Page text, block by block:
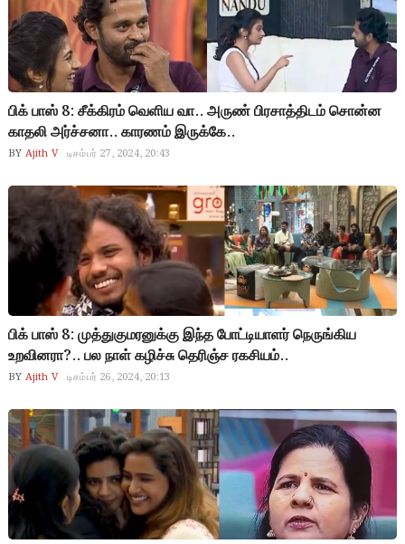
பிக் பாஸ் 8: சீக்கிரம் வெளிய வா.. அருண் பிரசாத்திடம் சொன்ன
காதலி அர்ச்சனா.. காரணம் இருக்கே..
BY Ajith V டிசம்பர் 27, 2024, 20:43
பிக் பாஸ் 8: முத்துகுமரனுக்கு இந்த போட்டியாளர் நெருங்கிய
உறவினரா?.. பல நாள் கழிச்சு தெரிஞ்ச ரகசியம்..
BY Ajith V டிசம்பர் 26, 2024, 20:13